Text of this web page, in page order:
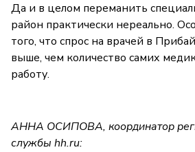
Да и в целом переманить
район практически нереально.
того, что спрос на врачей в
выше, чем количество самих
работу.
АННА ОСИПОВА, координатор
службы hh.ru: